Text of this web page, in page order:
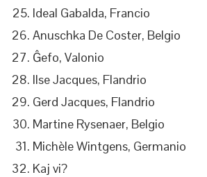
Ideal Gabalda, Francio
Anuschka De Coster, Belgio
Ĝefo, Valonio
Ilse Jacques, Flandrio
Gerd Jacques, Flandrio
Martine Rysenaer, Belgio
Michèle Wintgens, Germanio
Kaj vi?